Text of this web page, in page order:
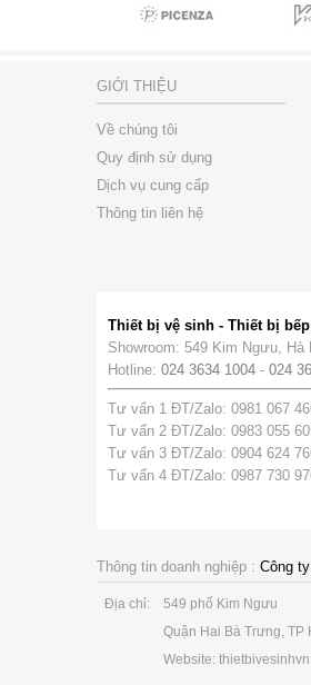
GIỚI THIỆU
Về chúng tôi
Quy định sử dụng
Dịch vụ cung cấp
Thông tin liên hệ
Thiết bị vệ sinh - Thiết bị bếp
Showroom: 549 Kim Ngưu, Hà
Hotline: 024 3634 1004 - 024
Tư vấn 1 ĐT/Zalo: 0981 067
Tư vấn 2 ĐT/Zalo: 0983 055
Tư vấn 3 ĐT/Zalo: 0904 624
Tư vấn 4 ĐT/Zalo: 0987 730
Thông tin doanh nghiệp : Công
Địa chỉ:
549 phố Kim Ngưu
Quận Hai Bà Trưng, TP
Website: